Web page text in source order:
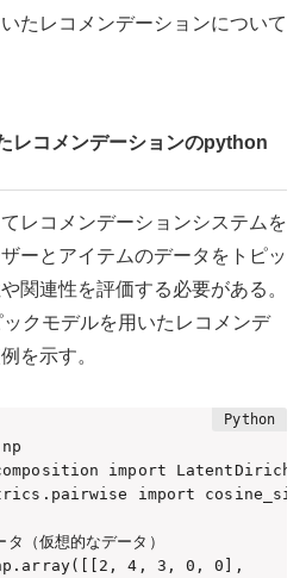
たレコメンデーションについて
レコメンデーションのpython
レコメンデーションシステムを
ーとアイテムのデータをトピッ
関連性を評価する必要がある。
クモデルを用いたレコメンデ
を示す。
import
import
（仮想的なデータ）
4, 3, 0, 0],